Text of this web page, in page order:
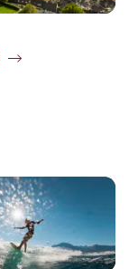
Common.Of